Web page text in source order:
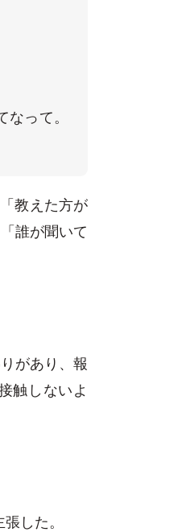
って。
教えた方が
誰が聞いて
があり、報
触しないよ
した。